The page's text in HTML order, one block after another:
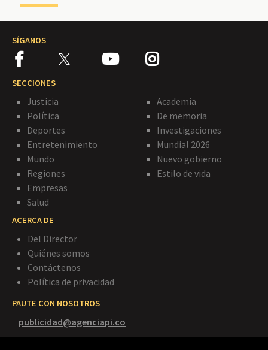
SÍGANOS
SECCIONES
Justicia
Política
Deportes
Entretenimiento
Mundo
Regiones
Empresas
Salud
Academia
De memoria
Investigaciones
Mundial 2026
Nuevo gobierno
Estilo de vida
ACERCA DE
Del Director
Quiénes somos
Contáctenos
Política de privacidad
PAUTE CON NOSOTROS
publicidad@agenciapi.co